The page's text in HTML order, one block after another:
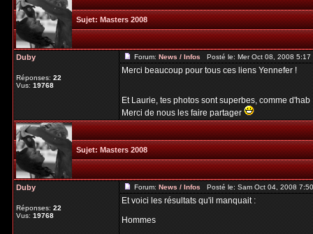
Sujet:Masters 2008
Duby
Réponses:22
Vus:19768
Forum:News / InfosPosté le: Mer Oct 08, 2008
Merci beaucoup pour tous ces liens Yennefer !
Et Laurie, tes photos sont superbes, comme
Merci de nous les faire partager
Sujet:Masters 2008
Duby
Réponses:22
Vus:19768
Forum:News / InfosPosté le: Sam Oct 04, 2008
Et voici les résultats qu'il manquait :
Hommes